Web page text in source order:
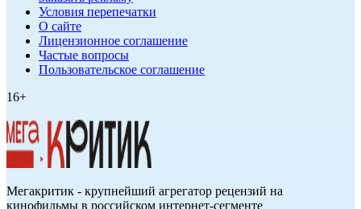
Условия перепечатки
О сайте
Лицензионное соглашение
Частые вопросы
Пользовательское соглашение
16+
Мегакритик - крупнейший агрегатор рецензий на
кинофильмы в российском интернет-сегменте